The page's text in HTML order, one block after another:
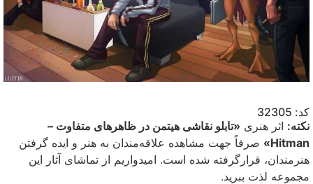
کد: 32305
نکته: اثر هنری «تابلو نقاشی هیتمن در ظاهرهای متفاوت –
Hitman»
صرفاً جهت مشاهده علاقه‌مندان به هنر و ایده گرفتن
هنرمندان، قرارگرفته شده است. امیدواریم از تماشای آثار این
مجموعه لذت ببرید.